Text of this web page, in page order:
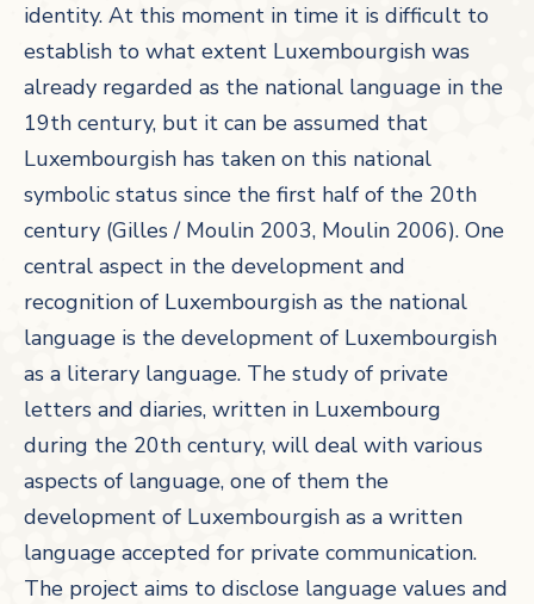
identity. At this moment in time it is difficult to
establish to what extent Luxembourgish was
already regarded as the national language in the
19th century, but it can be assumed that
Luxembourgish has taken on this national
symbolic status since the first half of the 20th
century (Gilles / Moulin 2003, Moulin 2006). One
central aspect in the development and
recognition of Luxembourgish as the national
language is the development of Luxembourgish
as a literary language. The study of private
letters and diaries, written in Luxembourg
during the 20th century, will deal with various
aspects of language, one of them the
development of Luxembourgish as a written
language accepted for private communication.
The project aims to disclose language values and